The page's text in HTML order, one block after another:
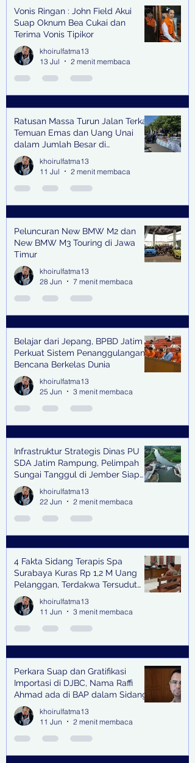
Vonis Ringan : John Field Akui
Suap Oknum Bea Cukai dan
Terima Vonis Tipikor
khoirulfatma13
13 Jul
2 menit membaca
Ratusan Massa Turun Jalan Terkait
Temuan Emas dan Uang Unai
dalam Jumlah Besar di
Lingkungan Jampidsus Kejaksaan
Agung RI di Jakarta
khoirulfatma13
11 Jul
2 menit membaca
Peluncuran New BMW M2 dan
New BMW M3 Touring di Jawa
Timur
khoirulfatma13
28 Jun
7 menit membaca
Belajar dari Jepang, BPBD Jatim
Perkuat Sistem Penanggulangan
Bencana Berkelas Dunia
khoirulfatma13
25 Jun
3 menit membaca
Infrastruktur Strategis Dinas PU
SDA Jatim Rampung, Pelimpah
Sungai Tanggul di Jember Siap
Bangkitkan Swasembada Pangan
dan Pengendali Banjir
khoirulfatma13
22 Jun
2 menit membaca
4 Fakta Sidang Terapis Spa
Surabaya Kuras Rp 1,2 M Uang
Pelanggan, Terdakwa Tersudut
oleh Keterangan Saksi Kunci
khoirulfatma13
11 Jun
3 menit membaca
Perkara Suap dan Gratifikasi
Importasi di DJBC, Nama Raffi
Ahmad ada di BAP dalam Sidang
khoirulfatma13
11 Jun
2 menit membaca